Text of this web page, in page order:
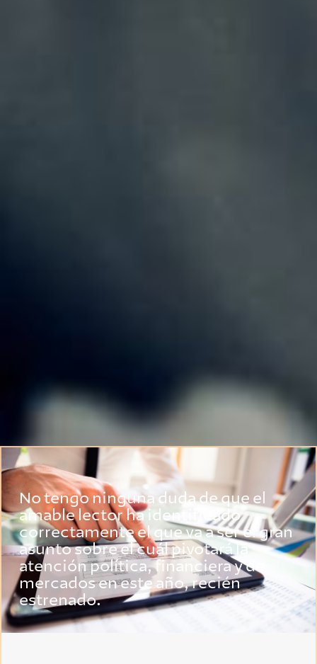
No tengo ninguna duda de que el
amable lector ha identificado
correctamente el que va a ser el gran
asunto sobre el cuál pivotará la
atención política, financiera y de
mercados en este año, recién
estrenado.